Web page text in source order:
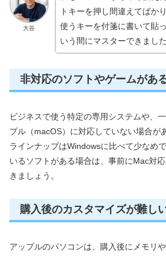
大谷
トキーを押し間違えてばか
使うキーを付箋に書いて貼
いう間にマスターできました
非対応のソフトやゲームがあ
ビジネスで使う特定の専用システムや、
プル（macOS）に対応していない場合が
ラインナップはWindowsに比べて少なめ
いるソフトがある場合は、事前にMac対
きましょう。
購入後のカスタマイズが難し
アップルのパソコンは、購入後にメモリ